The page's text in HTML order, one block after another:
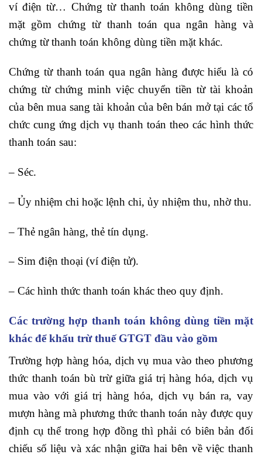
ví điện từ… Chứng từ thanh toán không dùng tiền
mặt gồm chứng từ thanh toán qua ngân hàng và
chứng từ thanh toán không dùng tiền mặt khác.
Chứng từ thanh toán qua ngân hàng được hiểu là có
chứng từ chứng minh việc chuyển tiền từ tài khoản
của bên mua sang tài khoản của bên bán mở tại các tổ
chức cung ứng dịch vụ thanh toán theo các hình thức
thanh toán sau:
– Séc.
– Ủy nhiệm chi hoặc lệnh chi, ủy nhiệm thu, nhờ thu.
– Thẻ ngân hàng, thẻ tín dụng.
– Sim điện thoại (ví điện tử).
– Các hình thức thanh toán khác theo quy định.
Các trường hợp thanh toán không dùng tiền mặt
khác để khấu trừ thuế GTGT đầu vào gồm
Trường hợp hàng hóa, dịch vụ mua vào theo phương
thức thanh toán bù trừ giữa giá trị hàng hóa, dịch vụ
mua vào với giá trị hàng hóa, dịch vụ bán ra, vay
mượn hàng mà phương thức thanh toán này được quy
định cụ thể trong hợp đồng thì phải có biên bản đối
chiếu số liệu và xác nhận giữa hai bên về việc thanh